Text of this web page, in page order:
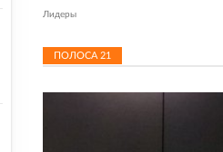
Лидеры
ПОЛОСА 21